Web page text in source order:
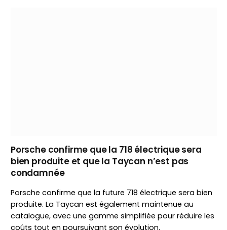
Porsche confirme que la 718 électrique sera
bien produite et que la Taycan n’est pas
condamnée
Porsche confirme que la future 718 électrique sera bien
produite. La Taycan est également maintenue au
catalogue, avec une gamme simplifiée pour réduire les
coûts tout en poursuivant son évolution.